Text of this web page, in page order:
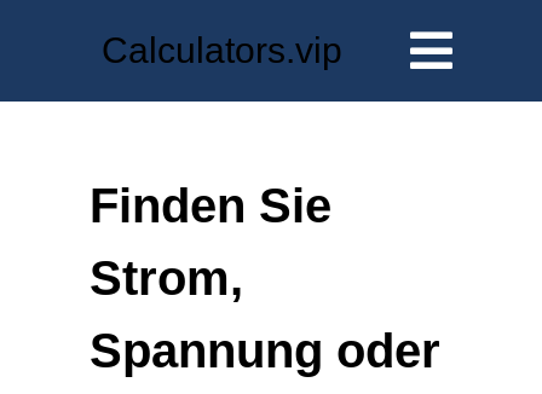
Calculators.vip
Finden Sie
Strom,
Spannung oder